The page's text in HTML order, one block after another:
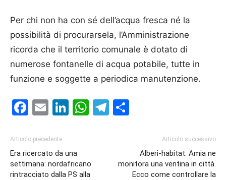
Per chi non ha con sé dell’acqua fresca né la
possibilità di procurarsela, l’Amministrazione
ricorda che il territorio comunale è dotato di
numerose fontanelle di acqua potabile, tutte in
funzione e soggette a periodica manutenzione.
Facebook
EmailLinkedIn
WhatsApp
Telegram
Articolo precedente
Era ricercato da una
settimana: nordafricano
rintracciato dalla PS alla
Articolo successivo
Alberi-habitat: Amia ne
monitora una ventina in città.
Ecco come controllare la